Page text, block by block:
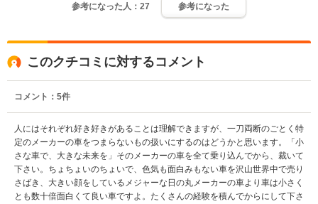
参考になった人： 27 参考になった
このクチコミに対するコメント
コメント： 5件
人にはそれぞれ好き好きがあることは理解できますが、一刀両断のごとく特
定のメーカーの車をつまらないもの扱いにするのはどうかと思います。「小
さな車で、大きな未来を」そのメーカーの車を全て乗り込んでから、裁いて
下さい。ちょちょいのちょいで、色気も面白みもない車を沢山世界中で売り
さばき、大きい顔をしているメジャーな日の丸メーカーの車より車は小さく
とも数十倍面白くて良い車ですよ。たくさんの経験を積んでからにして下さ